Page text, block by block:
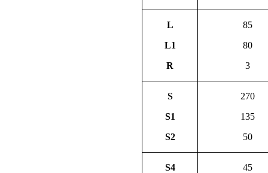
L
L1
R
85
80
3
S
S1
S2
270
135
50
S4
45